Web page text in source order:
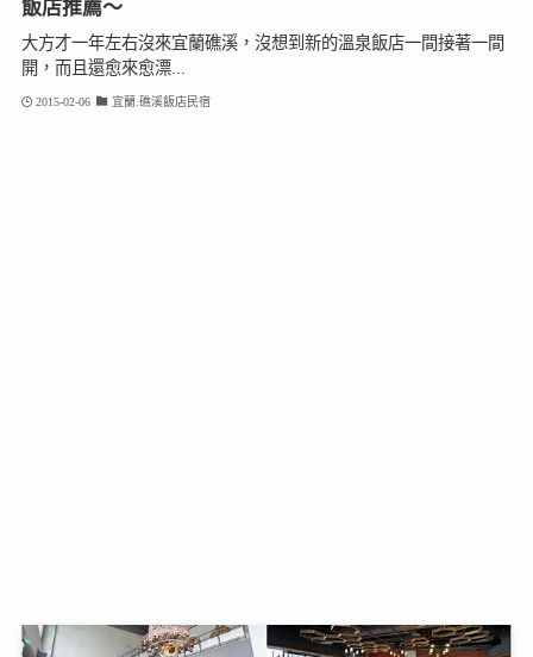
飯店推薦～
大方才一年左右沒來宜蘭礁溪，沒想到新的溫泉飯店一間接著一間
開，而且還愈來愈漂...
2015-02-06 宜蘭.礁溪飯店民宿